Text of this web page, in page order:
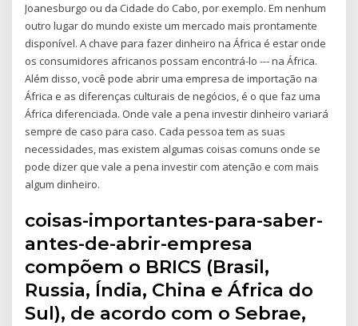
Joanesburgo ou da Cidade do Cabo, por exemplo. Em nenhum
outro lugar do mundo existe um mercado mais prontamente
disponível. A chave para fazer dinheiro na África é estar onde
os consumidores africanos possam encontrá-lo --- na África.
Além disso, você pode abrir uma empresa de importação na
África e as diferenças culturais de negócios, é o que faz uma
África diferenciada. Onde vale a pena investir dinheiro variará
sempre de caso para caso. Cada pessoa tem as suas
necessidades, mas existem algumas coisas comuns onde se
pode dizer que vale a pena investir com atenção e com mais
algum dinheiro.
coisas-importantes-para-saber-
antes-de-abrir-empresa
compõem o BRICS (Brasil,
Russia, Índia, China e África do
Sul), de acordo com o Sebrae,